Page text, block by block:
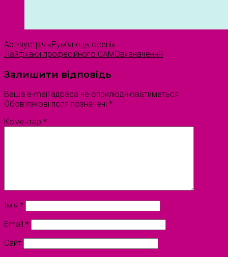
Арт-зустріч «Рум’янець осені»
Лайфхаки професійного САМОвизначеннЯ
Залишити відповідь
Ваша e-mail адреса не оприлюднюватиметься.
Обов’язкові поля позначені *
Коментар *
Ім'я *
Email *
Сайт